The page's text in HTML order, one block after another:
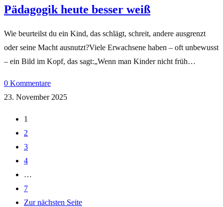
Pädagogik heute besser weiß
Wie beurteilst du ein Kind, das schlägt, schreit, andere ausgrenzt
oder seine Macht ausnutzt?Viele Erwachsene haben – oft unbewusst
– ein Bild im Kopf, das sagt:„Wenn man Kinder nicht früh…
0 Kommentare
23. November 2025
1
2
3
4
…
7
Zur nächsten Seite